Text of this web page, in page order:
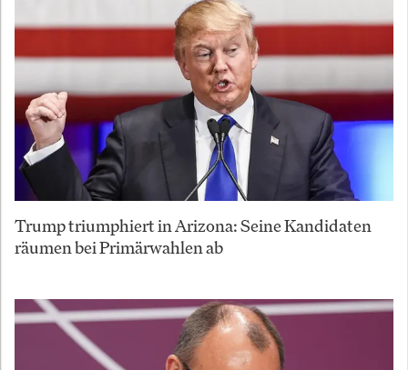
Trump triumphiert in Arizona: Seine Kandidaten
räumen bei Primärwahlen ab